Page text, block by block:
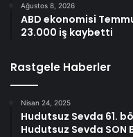
Ağustos 8, 2026
ABD ekonomisi
23.000 iş kaybetti
Rastgele Haberler
Nisan 24, 2025
Hudutsuz Sevda 61.
Hudutsuz Sevda SON